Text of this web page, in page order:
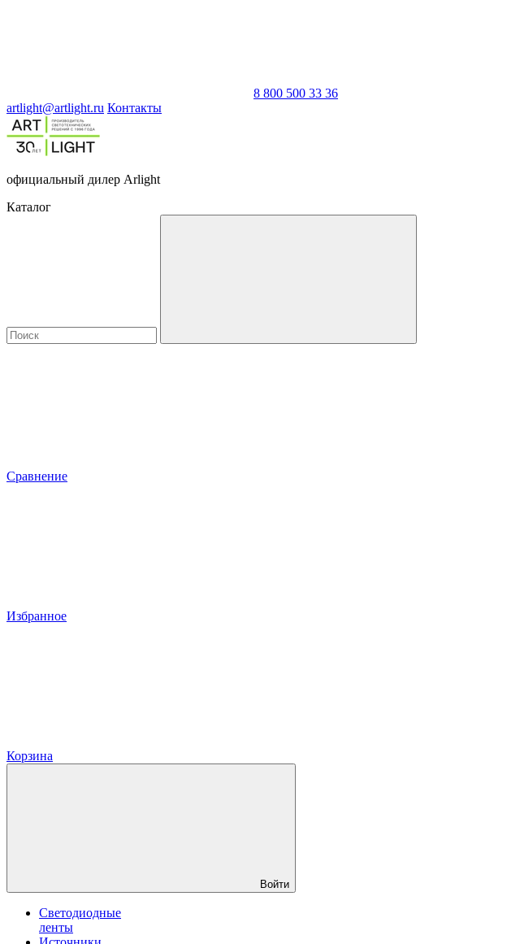
8 800 500 33 36
artlight@artlight.ru Контакты
официальный дилер Arlight
Каталог
Сравнение
Избранное
Корзина
Войти
Светодиодные
ленты